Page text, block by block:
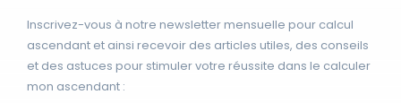
Inscrivez-vous à notre newsletter mensuelle pour calcul
ascendant et ainsi recevoir des articles utiles, des conseils
et des astuces pour stimuler votre réussite dans le calculer
mon ascendant :